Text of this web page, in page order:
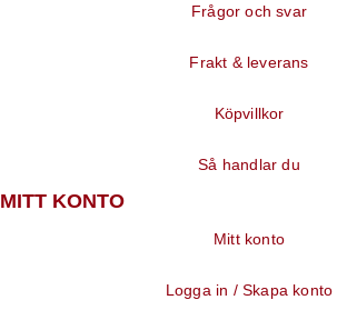
Frågor och svar
Frakt & leverans
Köpvillkor
Så handlar du
MITT KONTO
Mitt konto
Logga in / Skapa konto